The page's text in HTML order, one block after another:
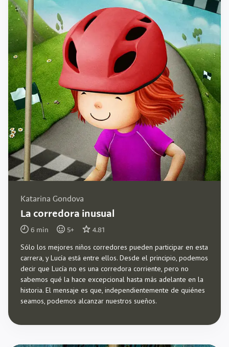
Katarina Gondova
La corredora inusual
6 min 5+ 4.81
Sólo los mejores niños corredores pueden participar en esta
carrera, y Lucía está entre ellos. Desde el principio, podemos
decir que Lucía no es una corredora corriente, pero no
sabemos qué la hace excepcional hasta más adelante en la
historia. El mensaje es que, independientemente de quiénes
seamos, podemos alcanzar nuestros sueños.